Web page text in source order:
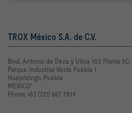
TROX México S.A. de C.V.
Blvd. Antonio de Deza y Ulloa 103 Planta 5C
Parque Industrial Vesta Puebla 1
Huejotzingo, Puebla
MEXICO'
Phone +52 (221) 667 7819